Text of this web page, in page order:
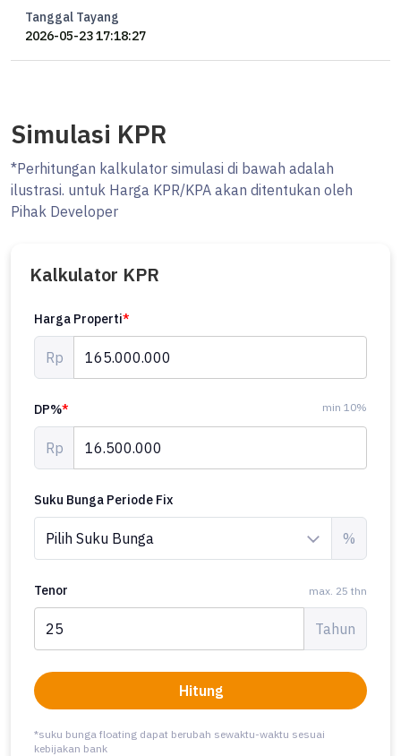
Tanggal Tayang
2026-05-23 17:18:27
Simulasi KPR
*Perhitungan kalkulator simulasi di bawah adalah
ilustrasi. untuk Harga KPR/KPA akan ditentukan oleh
Pihak Developer
Kalkulator KPR
Harga Properti*
Rp
DP%* min 10%
Rp
Suku Bunga Periode Fix
%
Tenor max. 25 thn
Tahun
Hitung
*suku bunga floating dapat berubah sewaktu-waktu sesuai
kebijakan bank